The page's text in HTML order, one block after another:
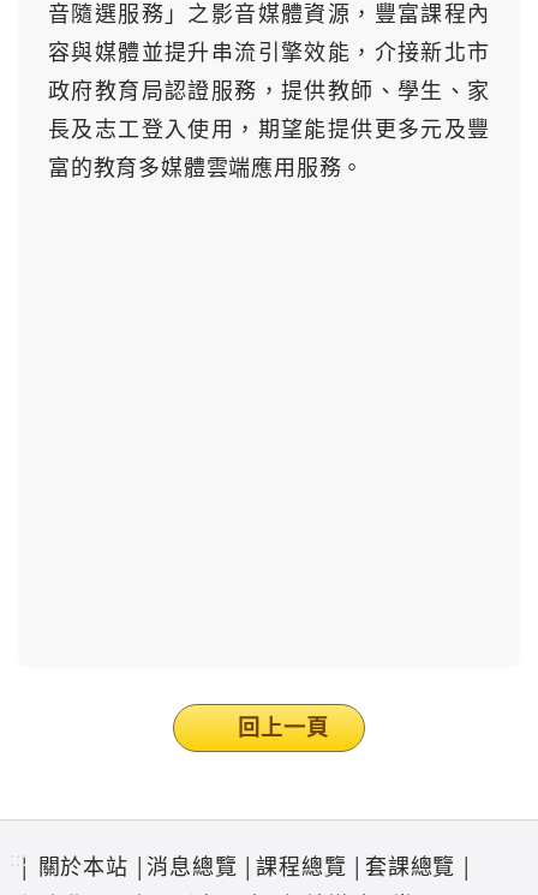
音隨選服務」之影音媒體資源，豐富課程內
容與媒體並提升串流引擎效能，介接新北市
政府教育局認證服務，提供教師、學生、家
長及志工登入使用，期望能提供更多元及豐
富的教育多媒體雲端應用服務。
回上一頁
:::│ 關於本站 │消息總覽 │課程總覽 │套課總覽